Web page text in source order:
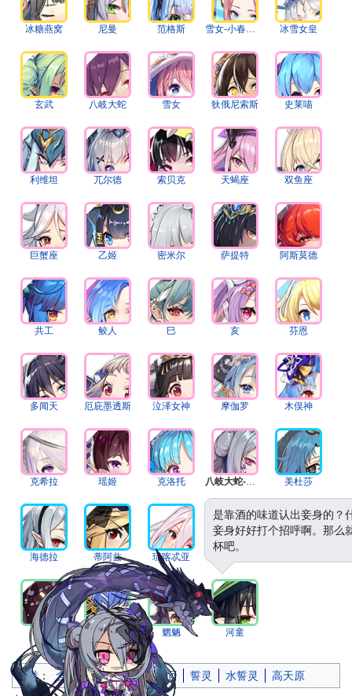
冰糖燕窝 尼曼 范格斯 雪女-小春日和 冰雪女皇
玄武 八岐大蛇 雪女 狄俄尼索斯 史莱喵
利维坦 兀尔德 索贝克 天蝎座 双鱼座
巨蟹座 乙姬 密米尔 萨提特 阿斯莫德
共工 鲛人 巳 亥 芬恩
多闻天 厄庇墨透斯 泣泽女神 摩伽罗 木俣神
克希拉 瑶姬 克洛托 八岐大蛇-暗噬 美杜莎
海德拉 蒂阿兹 琉喀忒亚
桥姬 塞壬 魍魉 河童
是靠酒的味道认出妾身的？
妾身好好打个招呼啊。那么
杯吧。
分类： 含有受损文件链接的页面 誓灵 水誓灵 高天原